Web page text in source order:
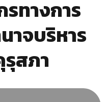
ทางการ
าจบริหาร
รุสภา